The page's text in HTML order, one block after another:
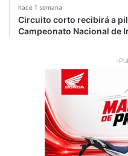
hace 1 semana
Circuito corto recibirá a
Campeonato Nacional de
-